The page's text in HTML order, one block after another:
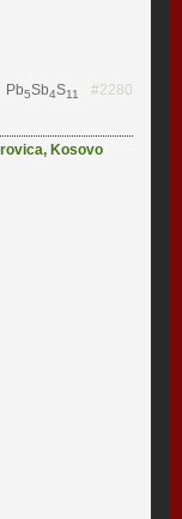
Pb5Sb4S11 #2280
,Kosovo